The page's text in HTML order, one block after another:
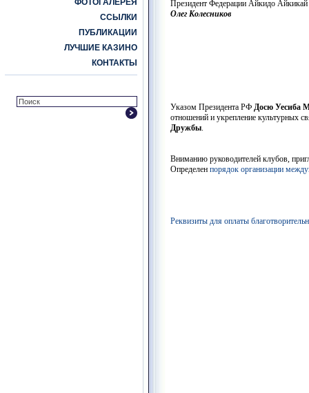
ФОТОГАЛЕРЕЯ
ССЫЛКИ
ПУБЛИКАЦИИ
ЛУЧШИЕ КАЗИНО
КОНТАКТЫ
Президент Федерации Айкидо Айкикай
Олег Колесников
Указом Президента РФ Досю Уесиба
отношений и укрепление культурных
Дружбы.
Вниманию руководителей клубов,
Определен порядок организации
Реквизиты для оплаты